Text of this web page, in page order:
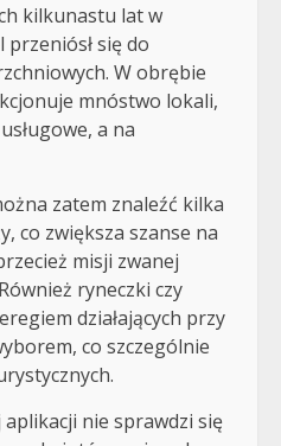
kilkunastu lat w
się do
W obrębie
mnóstwo lokali,
a na
zatem znaleźć kilka
co zwiększa szanse na
misji zwanej
ryneczki czy
działających przy
co szczególnie
nie sprawdzi się